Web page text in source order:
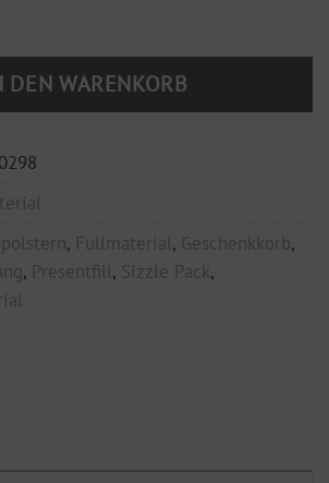
Pack "orange" (200g in einer Tüte)
DEN WARENKORB
, Füllmaterial, Geschenkkorb,
, Presentfill, Sizzle Pack,